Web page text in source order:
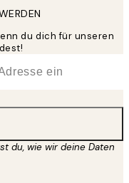
du dich für unseren
du, wie wir deine Daten